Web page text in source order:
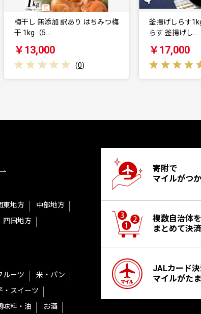
釜揚げしらす1kg（箱入り） /し
らす 釜揚げし…
￥17,000
(1
＼光センサー
んプレミアム
￥15,000
東地方
中部地方
四国地方
ルーツ
米・パン
・スイーツ
味料・油 お酒
寄附で
マイルがつ
複数自治体を
まとめて決済
JALカード
マイルがた